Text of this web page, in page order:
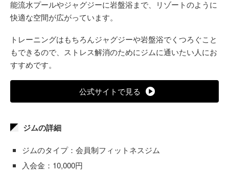
能流水プールやジャグジーに岩盤浴まで、リゾートのように
快適な空間が広がっています。
トレーニングはもちろんジャグジーや岩盤浴でくつろぐこと
もできるので、ストレス解消のためにジムに通いたい人にお
すすめです。
公式サイトで見る
ジムの詳細
ジムのタイプ：会員制フィットネスジム
入会金：10,000円